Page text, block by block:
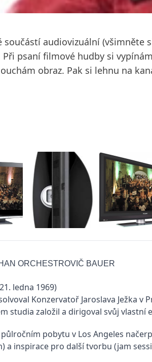
součástí audiovizuální
psaní filmové hudby si
obraz. Pak si lehnu na
ORCHESTROVIČ BAUER
ledna 1969)
Konzervatoř Jaroslava Ježka
studia založil a dirigoval svůj
pobytu v Los Angeles
a inspirace pro další tvorbu (jam